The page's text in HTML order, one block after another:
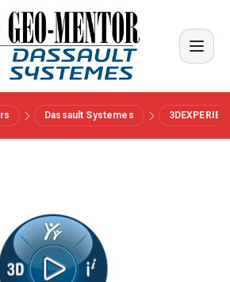
Dassault Systemes